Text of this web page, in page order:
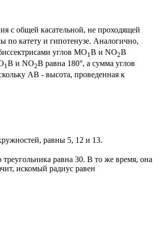
с общей касательной, не проходящей
по катету и гипотенузе. Аналогично,
углов МО1В и NО2B
1В и NO2B равна 180°, а сумма углов
АВ - высота, проведенная к
равны 5, 12 и 13.
равна 30. В то же время, она
искомый радиус равен